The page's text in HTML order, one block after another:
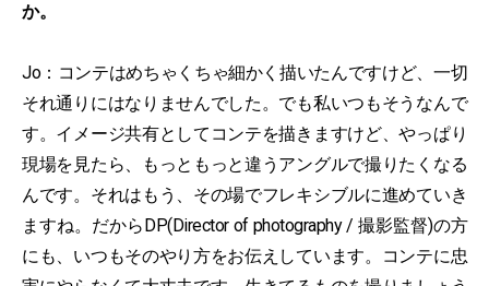
か。
Jo：コンテはめちゃくちゃ細かく描いたんですけど、一切
それ通りにはなりませんでした。でも私いつもそうなんで
す。イメージ共有としてコンテを描きますけど、やっぱり
現場を見たら、もっともっと違うアングルで撮りたくなる
んです。それはもう、その場でフレキシブルに進めていき
ますね。だからDP(Director of photography / 撮影監督)の方
にも、いつもそのやり方をお伝えしています。コンテに忠